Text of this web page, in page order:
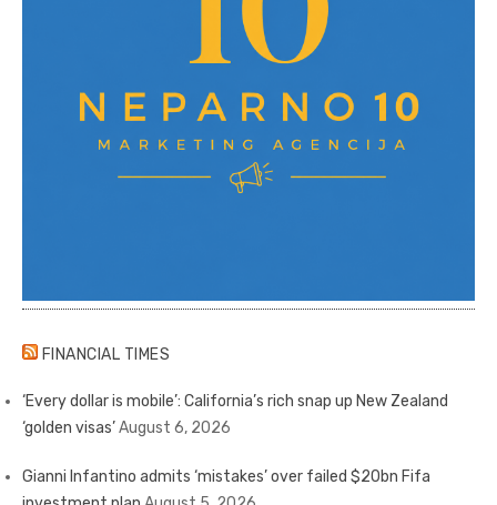
FINANCIAL TIMES
‘Every dollar is mobile’: California’s rich snap up New Zealand
‘golden visas’August 6, 2026
Gianni Infantino admits ‘mistakes’ over failed $20bn Fifa